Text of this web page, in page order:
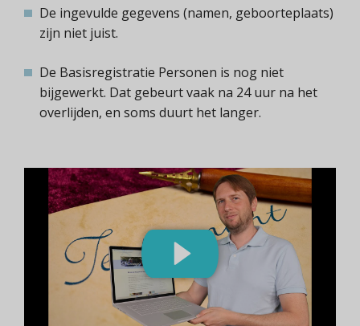
De ingevulde gegevens (namen, geboorteplaats)
zijn niet juist.
De Basisregistratie Personen is nog niet
bijgewerkt. Dat gebeurt vaak na 24 uur na het
overlijden, en soms duurt het langer.